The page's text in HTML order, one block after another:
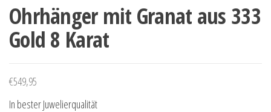
Ohrhänger mit Granat aus 333
Gold 8 Karat
€549,95
In bester Juwelierqualität